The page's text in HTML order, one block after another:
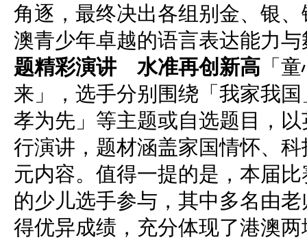
角逐，最终决出各组别金、银
澳青少年卓越的语言表达能力
题精彩演讲 水准再创新高 「
来」，选手分别围绕「我家我
孝为先」等主题或自选题目，
行演讲，题材涵盖家国情怀、
元内容。值得一提的是，本届
的少儿选手参与，其中多名由
得优异成绩，充分体现了港澳